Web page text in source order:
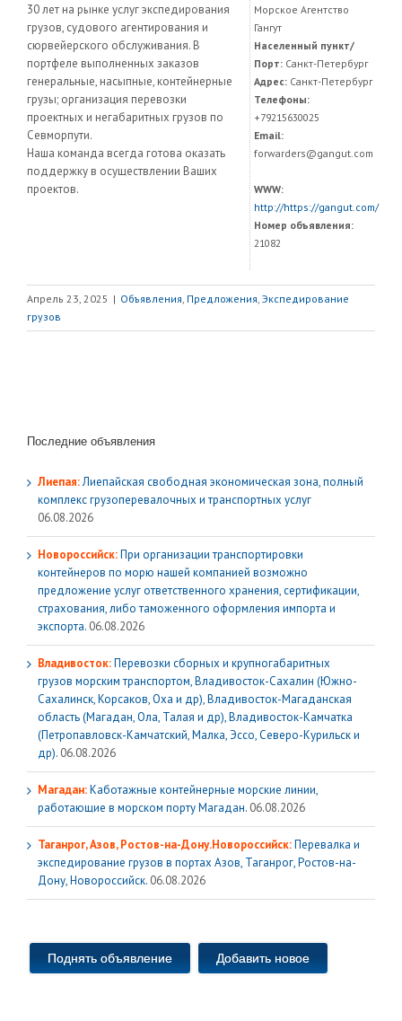
30 лет на рынке услуг экспедирования
грузов, судового агентирования и
сюрвейерского обслуживания. В
портфеле выполненных заказов
генеральные, насыпные, контейнерные
грузы; организация перевозки
проектных и негабаритных грузов по
Севморпути.
Наша команда всегда готова оказать
поддержку в осуществлении Ваших
проектов.
Морское Агентство
Гангут
Населенный пункт/
Порт:Санкт-Петербург
Адрес:Санкт-Петербург
Телефоны:
+79215630025
Email:
forwarders@gangut.com
WWW:
http://https://gangut.com/
Номер объявления:
21082
Апрель 23, 2025 | Объявления, Предложения, Экспедирование
грузов
Последние объявления
Лиепая:Лиепайская свободная экономическая зона, полный
комплекс грузoперевалочных и транспортных услуг
06.08.2026
Новороссийск:При организации транспортировки
контейнеров по морю нашей компанией возможно
предложение услуг ответственного хранения, сертификации,
страхования, либо таможенного оформления импорта и
экспорта. 06.08.2026
Владивосток:Перевозки сборных и крупногабаритных
грузов морским транспортом, Владивосток-Сахалин (Южно-
Сахалинск, Корсаков, Оха и др), Владивосток-Магаданская
область (Магадан, Ола, Талая и др), Владивосток-Камчатка
(Петропавловск-Камчатский, Малка, Эссо, Северо-Курильск и
др). 06.08.2026
Магадан:Каботажные контейнерные морские линии,
работающие в морском порту Магадан. 06.08.2026
Таганрог, Азов, Ростов-на-Дону.Новороссийск:Перевалка и
экспедирование грузов в портах Азов, Таганрог, Ростов-на-
Дону, Новороссийск. 06.08.2026
Поднять объявление Добавить новое